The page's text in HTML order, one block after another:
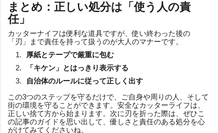
まとめ：正しい処分は「使う人の責
任」
カッターナイフは便利な道具ですが、使い終わった後の
「刃」まで責任を持って扱うのが大人のマナーです。
厚紙とテープで厳重に包む
「キケン」とはっきり表示する
自治体のルールに従って正しく出す
この3つのステップを守るだけで、ご自身や周りの人、そして
街の環境を守ることができます。安全なカッターライフは、
正しい捨て方から始まります。次に刃を折った際は、ぜひこ
の記事のガイドを思い出して、優しさと責任のある処分を心
がけてみてくださいね。